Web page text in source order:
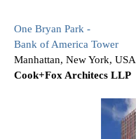
One Bryan Park -
Bank of America Tower
Manhattan, New York, USA
Cook+Fox Architecs LLP